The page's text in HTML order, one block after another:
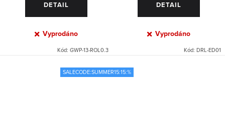
DETAIL
Vyprodáno
Kód: GWP-13-ROL0.3
DETAIL
Vyprodáno
Kód: DRL-ED01
SALECODE:SUMMER15:15:%